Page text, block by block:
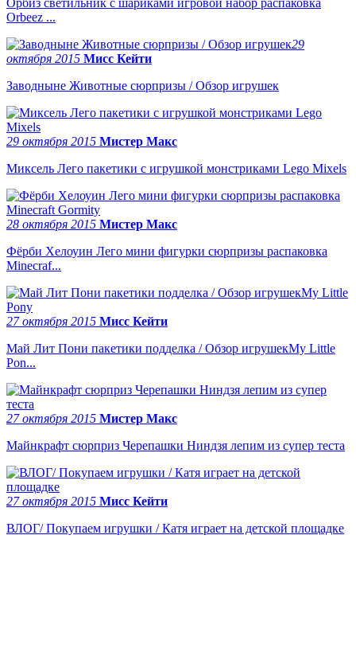
Orbeez ...
29
октября 2015 Мисс Кейти
Заводныне Животные сюрпризы / Обзор игрушек
29 октября 2015 Мистер Макс
Миксель Лего пакетики с игрушкой монстриками Lego Mixels
28 октября 2015 Мистер Макс
Фёрби Хелоуин Лего мини фигурки сюрпризы распаковка
Minecraf...
27 октября 2015 Мисс Кейти
Май Лит Пони пакетики подделка / Обзор игрушекMy Little
Pon...
27 октября 2015 Мистер Макс
Майнкрафт сюрприз Черепашки Ниндзя лепим из супер теста
27 октября 2015 Мисс Кейти
ВЛОГ/ Покупаем игрушки / Катя играет на детской площадке